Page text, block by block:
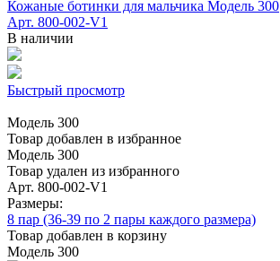
Кожаные ботинки для мальчика Модель 300
Арт. 800-002-V1
В наличии
Быстрый просмотр
Модель 300
Товар добавлен в избранное
Модель 300
Товар удален из избранного
Арт. 800-002-V1
Размеры:
8 пар (36-39 по 2 пары каждого размера)
Товар добавлен в корзину
Модель 300